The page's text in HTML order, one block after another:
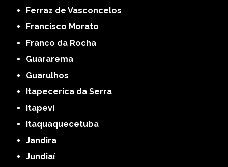
Ferraz de Vasconcelos
Francisco Morato
Franco da Rocha
Guararema
Guarulhos
Itapecerica da Serra
Itapevi
Itaquaquecetuba
Jandira
Jundiaí